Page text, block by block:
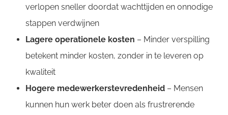
verlopen sneller doordat wachttijden en onnodige
stappen verdwijnen
Lagere operationele kosten – Minder verspilling
betekent minder kosten, zonder in te leveren op
kwaliteit
Hogere medewerkerstevredenheid – Mensen
kunnen hun werk beter doen als frustrerende